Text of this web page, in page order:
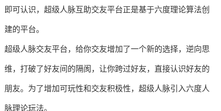
即可认识，超级人脉互助交友平台正是基于六度理论算法创
建的平台。
超级人脉交友平台，给你交友增加了一个新的选择，逆向思
维，打破了好友间的隔阂，让你跨过好友，直接认识好友的
朋友。为了增加可玩性和交友积极性，超级人脉引入六度人
脉理论玩法。